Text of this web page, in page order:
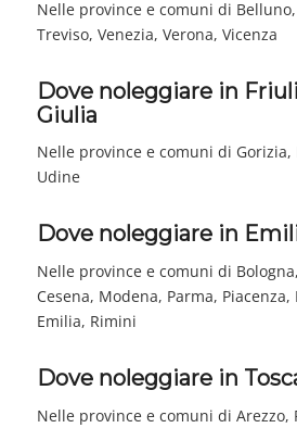
Nelle province e comuni di Belluno,
Treviso, Venezia, Verona, Vicenza
Dove noleggiare in
Giulia
Nelle province e comuni di Gorizia,
Udine
Dove noleggiare in
Nelle province e comuni di
Cesena, Modena, Parma, Piacenza,
Emilia, Rimini
Dove noleggiare in
Nelle province e comuni di Arezzo,